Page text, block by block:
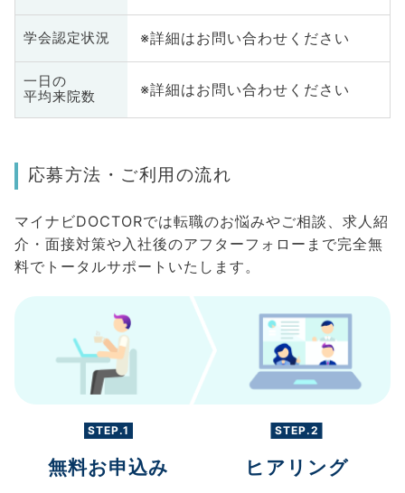
学会認定状況 ※詳細はお問い合わせください
一日の
平均来院数
※詳細はお問い合わせください
応募方法・ご利用の流れ
マイナビDOCTORでは転職のお悩みやご相談、求人紹
介・面接対策や入社後のアフターフォローまで完全無
料でトータルサポートいたします。
STEP.1
無料お申込み
STEP.2
ヒアリング